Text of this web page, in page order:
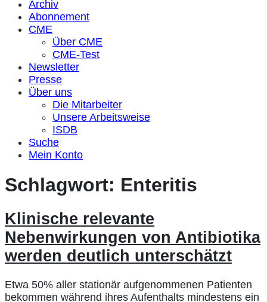
Archiv
Abonnement
CME
Über CME
CME-Test
Newsletter
Presse
Über uns
Die Mitarbeiter
Unsere Arbeitsweise
ISDB
Suche
Mein Konto
Schlagwort: Enteritis
Klinische relevante
Nebenwirkungen von Antibiotika
werden deutlich unterschätzt
Etwa 50% aller stationär aufgenommenen Patienten
bekommen während ihres Aufenthalts mindestens ein